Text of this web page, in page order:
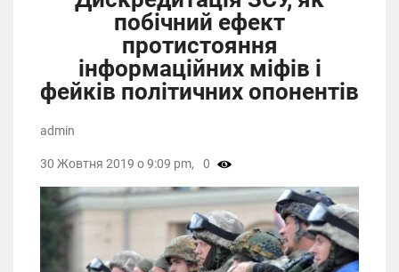
побічний ефект
протистояння
інформаційних міфів і
фейків політичних опонентів
admin
30 Жовтня 2019 о 9:09 pm, 0